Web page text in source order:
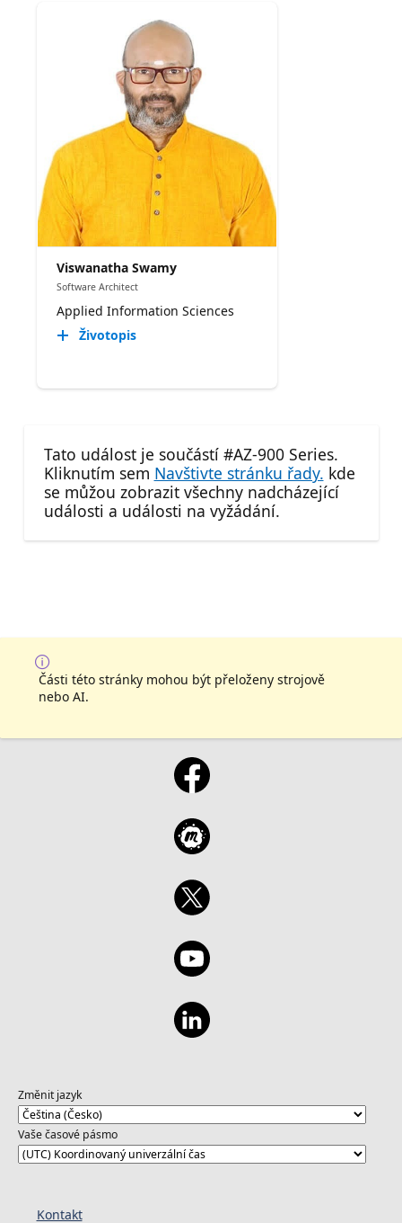
Viswanatha Swamy
Software Architect
Applied Information Sciences
Životopis
Tato událost je součástí #AZ-900 Series.
Kliknutím sem Navštivte stránku řady. kde
se můžou zobrazit všechny nadcházející
události a události na vyžádání.
Části této stránky mohou být přeloženy strojově
nebo AI.
Změnit jazyk
Vaše časové pásmo
Kontakt